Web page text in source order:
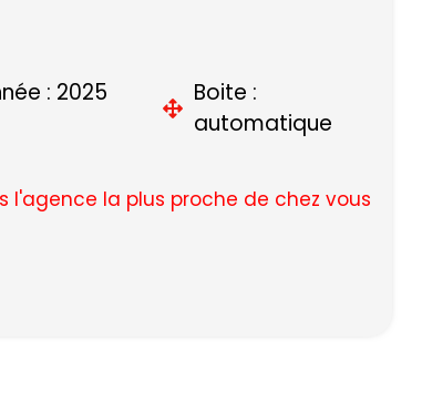
: 2025
Boite :
automatique
l'agence la plus proche de chez vous